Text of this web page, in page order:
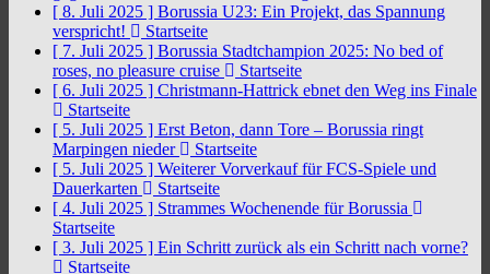
[ 8. Juli 2025 ] Borussia U23: Ein Projekt, das Spannung
verspricht!
Startseite
[ 7. Juli 2025 ] Borussia Stadtchampion 2025: No bed of
roses, no pleasure cruise
Startseite
[ 6. Juli 2025 ] Christmann-Hattrick ebnet den Weg ins Finale
Startseite
[ 5. Juli 2025 ] Erst Beton, dann Tore – Borussia ringt
Marpingen nieder
Startseite
[ 5. Juli 2025 ] Weiterer Vorverkauf für FCS-Spiele und
Dauerkarten
Startseite
[ 4. Juli 2025 ] Strammes Wochenende für Borussia
Startseite
[ 3. Juli 2025 ] Ein Schritt zurück als ein Schritt nach vorne?
Startseite